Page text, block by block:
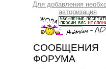
Для добавления
авторизация
СООБЩЕНИЯ
ФОРУМА